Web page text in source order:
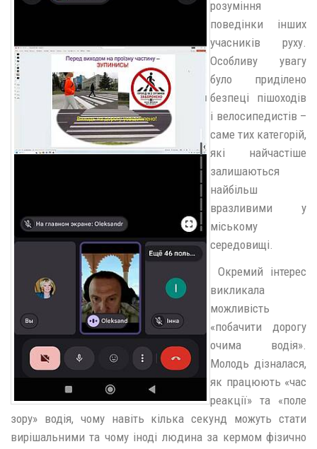
розуміння
поведінки інших
учасників руху.
Особливу увагу
було приділено
безпеці пішоходів
і велосипедистів –
саме тих категорій,
які найчастіше
залишаються
найбільш
вразливими у
міському
середовищі.
Окремий інтерес
викликала
можливість
«побачити дорогу
очима водія».
Молодь дізналася,
як працюють «час
реакції» та «поле
зору» водія, чому навіть кілька секунд можуть стати
вирішальними та чому іноді людина за кермом фізично